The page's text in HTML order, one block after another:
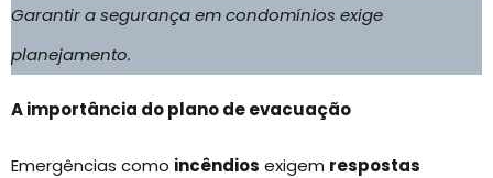
Garantir a segurança em condomínios exige
planejamento.
A importância do plano de evacuação
Emergências como incêndios exigem respostas